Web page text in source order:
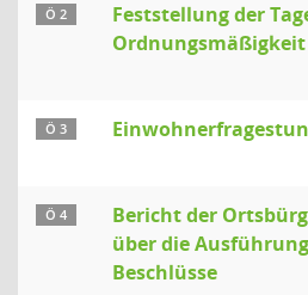
Ö 2
Feststellung der
Ö 3
Ö 4
Bericht der
über die
Beschlüsse